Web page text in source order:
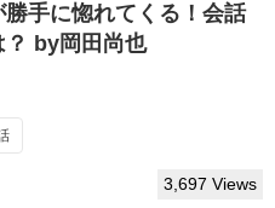
勝手に惚れてくる！会話
？ by岡田尚也
3,697 Views